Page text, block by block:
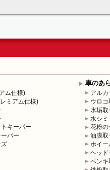
ム仕様)
ミアム仕様)
キーパー
パー
車のあ
アル
ウロコ
水垢取
水シミ
花粉の
油膜取
ホイー
ヘッド
ペンキ